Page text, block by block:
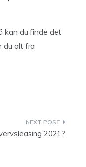
kan du finde det
du alt fra
2021?